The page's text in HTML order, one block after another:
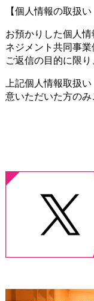
【個人情報の取扱
お預かりした個人
ネジメント共同事
ご返信の目的に限り
上記個人情報取扱
意いただいた方のみ